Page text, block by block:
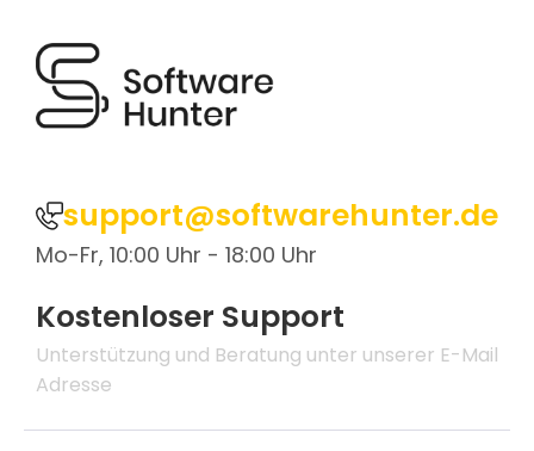
support@softwarehunter.de
Mo-Fr, 10:00 Uhr - 18:00 Uhr
Kostenloser Support
Unterstützung und Beratung unter unserer E-Mail
Adresse